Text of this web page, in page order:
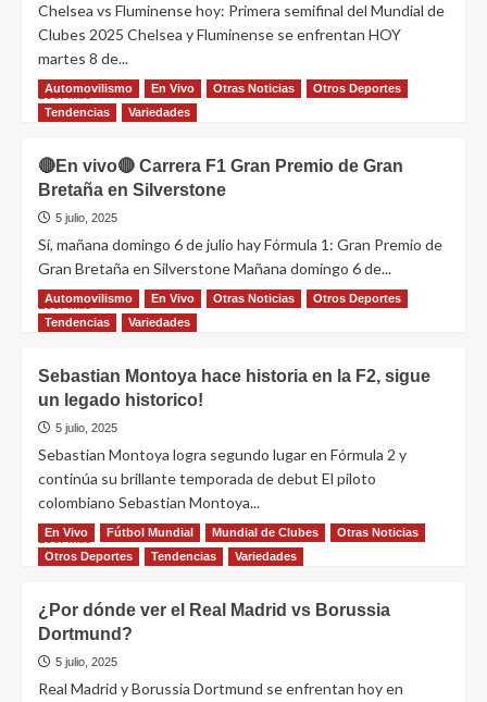
Chelsea vs Fluminense hoy: Primera semifinal del Mundial de
Clubes 2025 Chelsea y Fluminense se enfrentan HOY
martes 8 de...
Leer más
Automovilismo En Vivo Otras Noticias
Otros Deportes
Tendencias
Variedades
🔴En vivo🔴 Carrera F1 Gran Premio de Gran
Bretaña en Silverstone
5 julio, 2025
Sí, mañana domingo 6 de julio hay Fórmula 1: Gran Premio de
Gran Bretaña en Silverstone Mañana domingo 6 de...
Leer más
Automovilismo En Vivo Otras Noticias
Otros Deportes
Tendencias
Variedades
Sebastian Montoya hace historia en la F2, sigue
un legado historico!
5 julio, 2025
Sebastian Montoya logra segundo lugar en Fórmula 2 y
continúa su brillante temporada de debut El piloto
colombiano Sebastian Montoya...
Leer más
En Vivo Fútbol Mundial Mundial de Clubes
Otras Noticias
Otros Deportes
Tendencias Variedades
¿Por dónde ver el Real Madrid vs Borussia
Dortmund?
5 julio, 2025
Real Madrid y Borussia Dortmund se enfrentan hoy en